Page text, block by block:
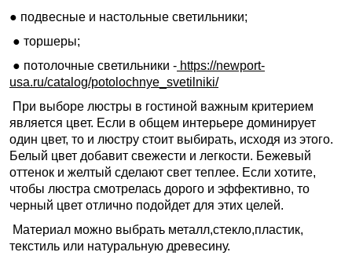
● подвесные и настольные светильники;
● торшеры;
● потолочные светильники - https://newport-
usa.ru/catalog/potolochnye_svetilniki/
При выборе люстры в гостиной важным критерием
является цвет. Если в общем интерьере доминирует
один цвет, то и люстру стоит выбирать, исходя из этого.
Белый цвет добавит свежести и легкости. Бежевый
оттенок и желтый сделают свет теплее. Если хотите,
чтобы люстра смотрелась дорого и эффективно, то
черный цвет отлично подойдет для этих целей.
Материал можно выбрать металл,стекло,пластик,
текстиль или натуральную древесину.